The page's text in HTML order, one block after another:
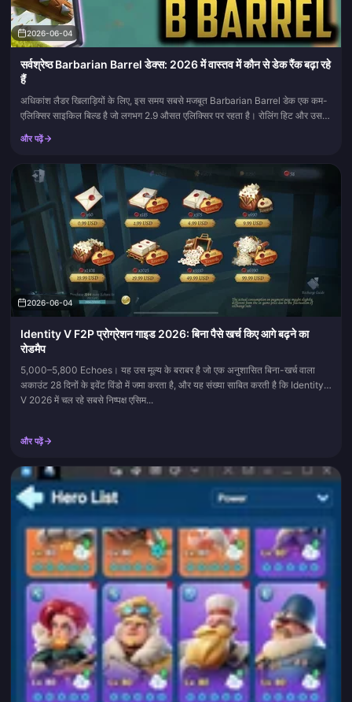
2026-06-04
सर्वश्रेष्ठ Barbarian Barrel डेक्स: 2026 में वास्तव में कौन से डेक रैंक बढ़ा रहे
हैं
अधिकांश लैडर खिलाड़ियों के लिए, इस समय सबसे मजबूत Barbarian Barrel डेक एक कम-
एलिक्सिर साइकिल बिल्ड है जो लगभग 2.9 औसत एलिक्सिर पर रहता है। रोलिंग हिट और उसके
बाद निकलने वाला Barbarian एक ही कार्ड स...
और पढ़ें
2026-06-04
Identity V F2P प्रोग्रेशन गाइड 2026: बिना पैसे खर्च किए आगे बढ़ने का
रोडमैप
5,000–5,800 Echoes। यह उस मूल्य के बराबर है जो एक अनुशासित बिना-खर्च वाला
अकाउंट 28 दिनों के इवेंट विंडो में जमा करता है, और यह संख्या साबित करती है कि Identity
V 2026 में चल रहे सबसे निष्पक्ष एसिम...
और पढ़ें